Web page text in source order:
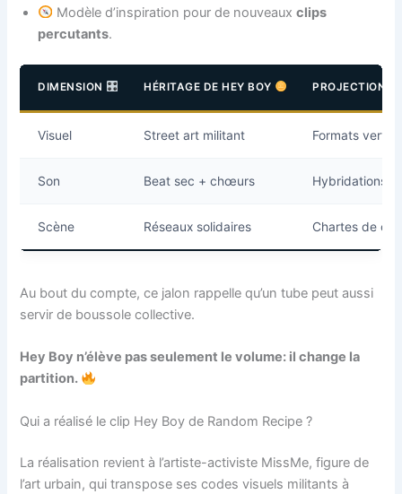
Modèle d’inspiration pour de nouveauxclips
percutants.
DIMENSION HÉRITAGE DE HEY BOY PROJECTION
Visuel Street art militant Formats
Son Beat sec + chœurs Hybridations
Scène Réseaux solidaires Chartes de
Au bout du compte, ce jalon rappelle qu’un tube peut aussi
servir de boussole collective.
Hey Boy n’élève pas seulement le volume: il change la
partition.
Qui a réalisé le clip Hey Boy de Random Recipe ?
La réalisation revient à l’artiste-activiste MissMe, figure de
l’art urbain, qui transpose ses codes visuels militants à